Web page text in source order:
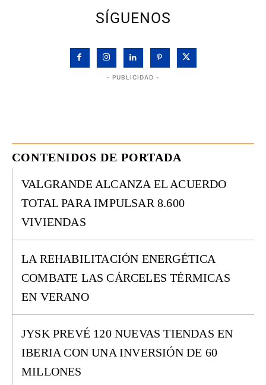
SÍGUENOS
- PUBLICIDAD -
CONTENIDOS DE PORTADA
VALGRANDE ALCANZA EL ACUERDO
TOTAL PARA IMPULSAR 8.600
VIVIENDAS
LA REHABILITACIÓN ENERGÉTICA
COMBATE LAS CÁRCELES TÉRMICAS
EN VERANO
JYSK PREVÉ 120 NUEVAS TIENDAS EN
IBERIA CON UNA INVERSIÓN DE 60
MILLONES